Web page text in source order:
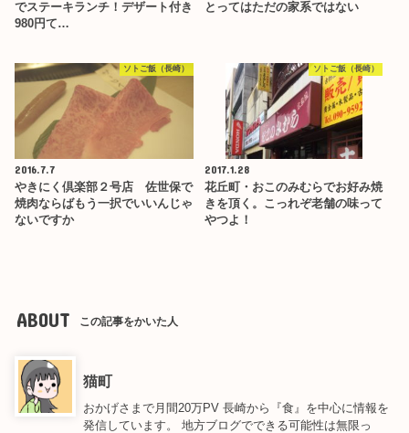
でステーキランチ！デザート付き
980円て…
とってはただの家系ではない
ソトご飯（長崎）
2016.7.7
やきにく倶楽部２号店 佐世保で
焼肉ならばもう一択でいいんじゃ
ないですか
ソトご飯（長崎）
2017.1.28
花丘町・おこのみむらでお好み焼
きを頂く。こっれぞ老舗の味って
やつよ！
ABOUT この記事をかいた人
猫町
おかげさまで月間20万PV 長崎から『食』を中心に情報を
発信しています。 地方ブログでできる可能性は無限っ